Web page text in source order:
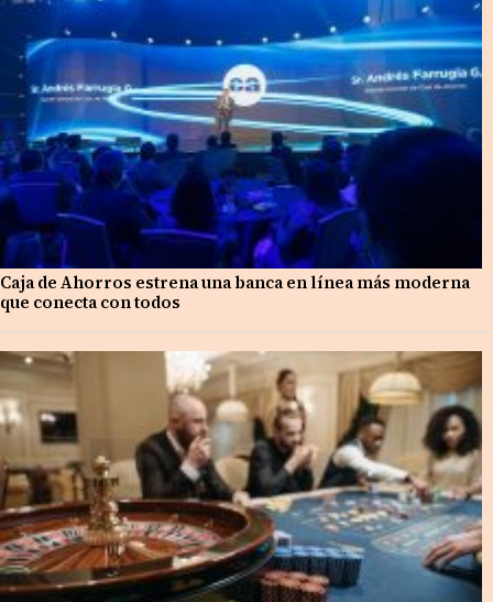
Caja de Ahorros estrena una banca en línea más moderna
que conecta con todos